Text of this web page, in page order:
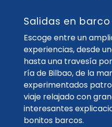
Salidas en
Escoge entre un
experiencias, desde
hasta una travesía
ría de Bilbao, de la
experimentados
viaje relajado con
interesantes
bonitos barcos.